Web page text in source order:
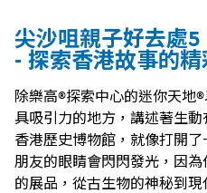
尖沙咀親子好去處
- 探索香港故事的精
除樂高®探索中心的迷你天地
具吸引力的地方，講述著生
香港歷史博物館，就像打開
朋友的眼睛會閃閃發光，因
的展品，從古生物的神秘到